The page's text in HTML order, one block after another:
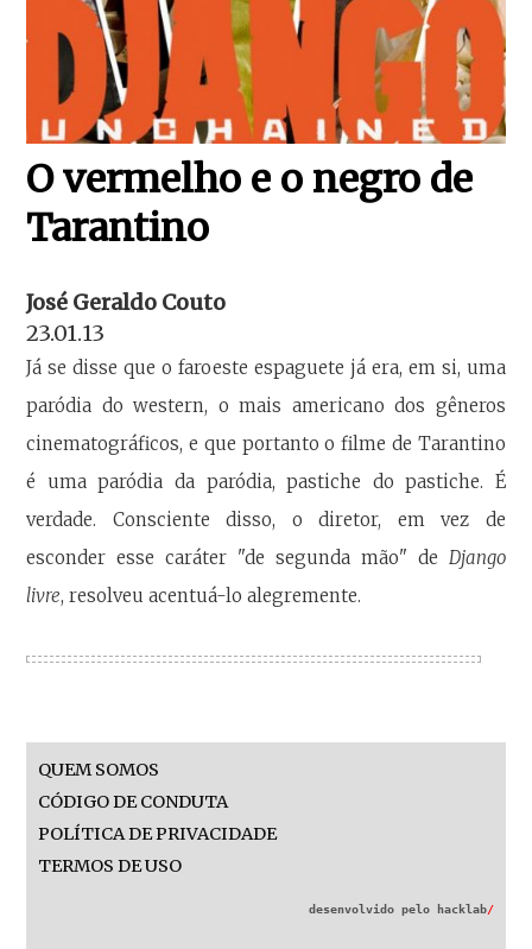
O vermelho e o negro de
Tarantino
José Geraldo Couto
23.01.13
Já se disse que o faroeste espaguete já era, em si, uma
paródia do western, o mais americano dos gêneros
cinematográficos, e que portanto o filme de Tarantino
é uma paródia da paródia, pastiche do pastiche. É
verdade. Consciente disso, o diretor, em vez de
esconder esse caráter "de segunda mão" de Django
livre, resolveu acentuá-lo alegremente.
QUEM SOMOS
CÓDIGO DE CONDUTA
POLÍTICA DE PRIVACIDADE
TERMOS DE USO
desenvolvido pelo hacklab/